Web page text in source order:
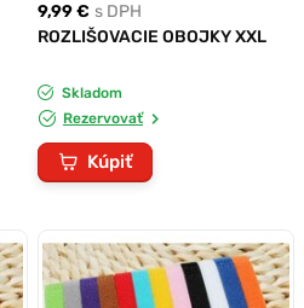
9,99 € s DPH
ROZLIŠOVACIE OBOJKY XXL
Skladom
Rezervovať
Kúpiť